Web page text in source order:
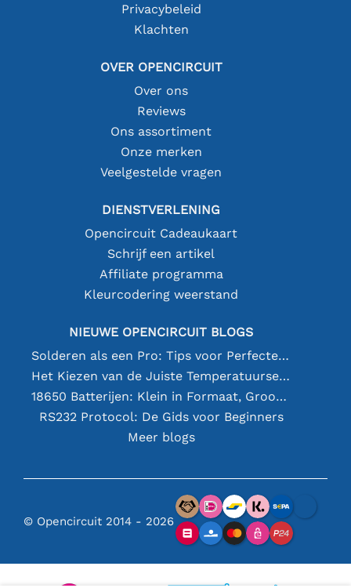
Privacybeleid
Klachten
OVER OPENCIRCUIT
Over ons
Reviews
Ons assortiment
Onze merken
Veelgestelde vragen
DIENSTVERLENING
Opencircuit Cadeaukaart
Schrijf een artikel
Affiliate programma
Kleurcodering weerstand
NIEUWE OPENCIRCUIT BLOGS
Solderen als een Pro: Tips voor Perfecte Elektronische Verbindingen
Het Kiezen van de Juiste Temperatuursensor [youtube]
18650 Batterijen: Klein in Formaat, Groot in Prestatie
RS232 Protocol: De Gids voor Beginners
Meer blogs
© Opencircuit 2014 - 2026